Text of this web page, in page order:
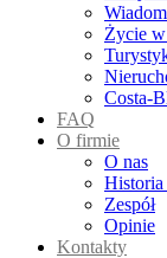
Życie
Costa-
FAQ
O firmie
O nas
Zespół
Opinie
Kontakty